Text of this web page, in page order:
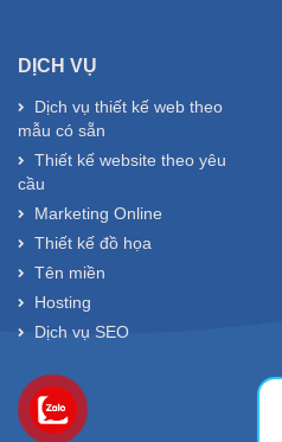
DỊCH VỤ
Dịch vụ thiết kế web theo
mẫu có sẵn
Thiết kế website theo yêu
cầu
Marketing Online
Thiết kế đồ họa
Tên miền
Hosting
Dịch vụ SEO